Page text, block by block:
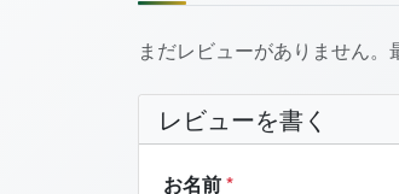
まだレビューがありません。
レビューを書く
お名前*